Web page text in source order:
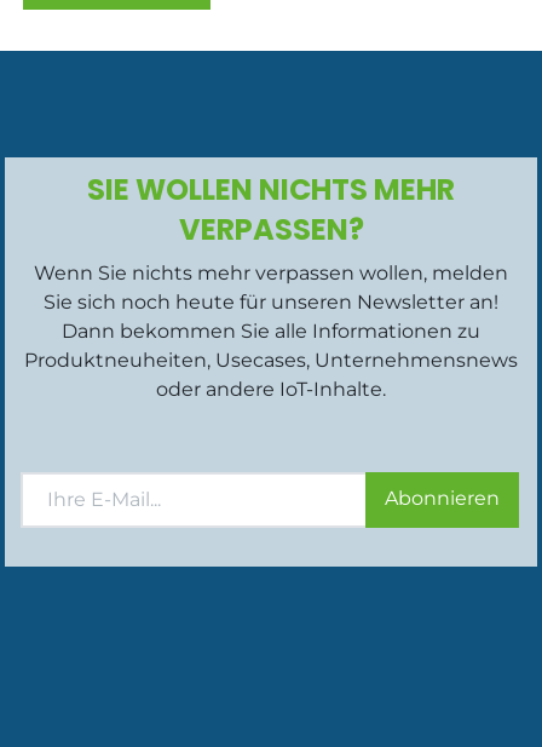
SIE WOLLEN NICHTS MEHR
VERPASSEN?
Wenn Sie nichts mehr verpassen wollen, melden
Sie sich noch heute für unseren Newsletter an!
Dann bekommen Sie alle Informationen zu
Produktneuheiten, Usecases, Unternehmensnews
oder andere IoT-Inhalte.
Abonnieren